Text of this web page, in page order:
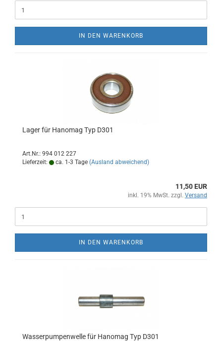
IN DEN WARENKORB
Lager für Hanomag Typ D301
Art.Nr.: 994 012 227
Lieferzeit:
ca. 1-3 Tage (Ausland abweichend)
11,50 EUR
inkl. 19% MwSt. zzgl. Versand
IN DEN WARENKORB
Wasserpumpenwelle für Hanomag Typ D301